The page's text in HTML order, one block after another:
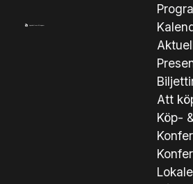
Att
Köp-